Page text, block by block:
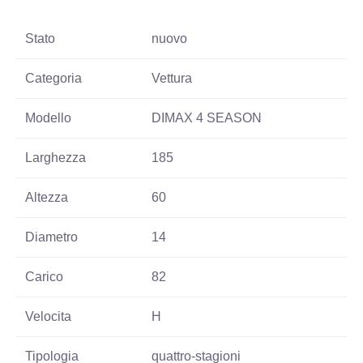
Stato nuovo
Categoria Vettura
Modello DIMAX 4 SEASON
Larghezza 185
Altezza 60
Diametro 14
Carico 82
Velocita H
Tipologia quattro-stagioni